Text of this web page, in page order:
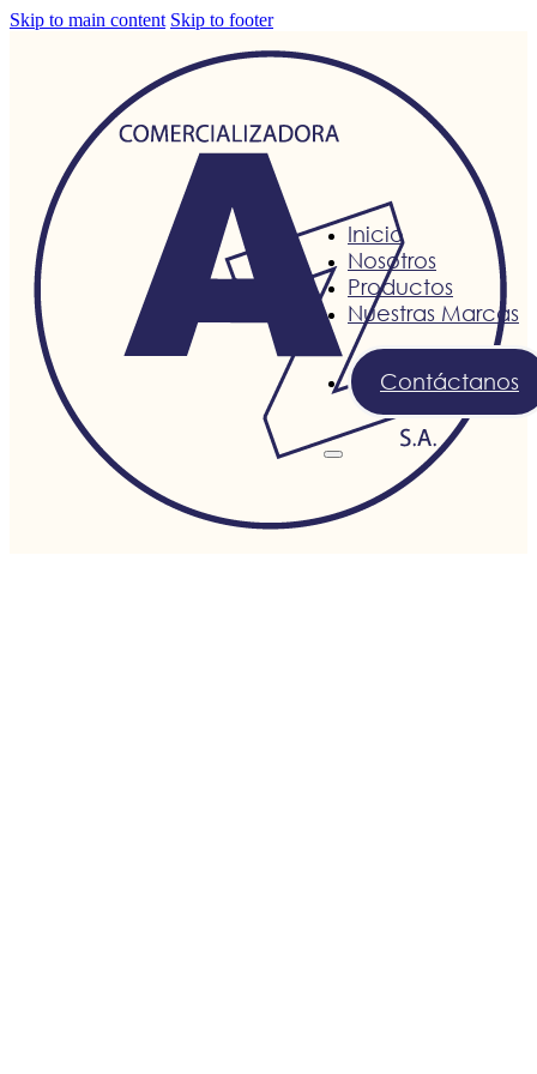
Skip to main content Skip to footer
Inicio
Nosotros
Productos
Nuestras Marcas
Contáctanos